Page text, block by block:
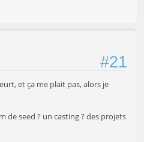
#21
et ça me plait pas, alors je
de seed ? un casting ? des projets